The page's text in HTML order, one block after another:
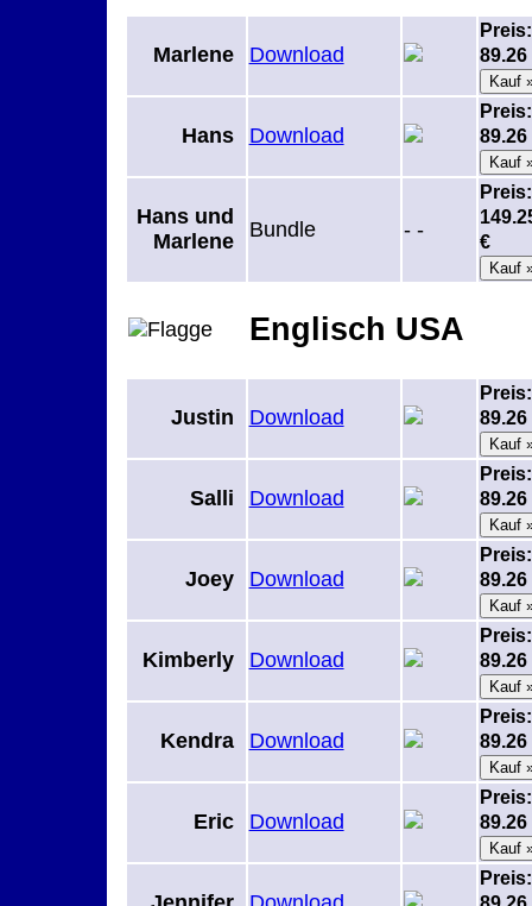
Marlene Download
Preis:
Hans Download
Preis:
Hans und
Marlene
Bundle - -
Preis:
€
Englisch USA
Justin Download
Preis:
Salli Download
Preis:
Joey Download
Preis:
Kimberly Download
Preis:
Kendra Download
Preis:
Eric Download
Preis:
Preis: